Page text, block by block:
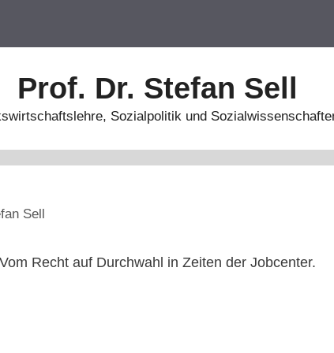
Prof. Dr. Stefan Sell
Sozialpolitik und
Sell
Recht auf Durchwahl in Zeiten der Jobcenter.